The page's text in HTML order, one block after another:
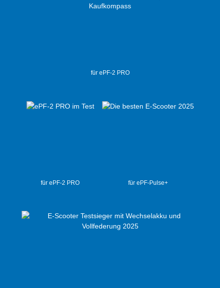
für ePF-2 PRO
für ePF-2 PRO für ePF-Pulse+